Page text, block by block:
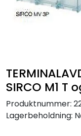
SIRCO M1 T
Produktnummer:
Lagerbeholdning:
Sikringer